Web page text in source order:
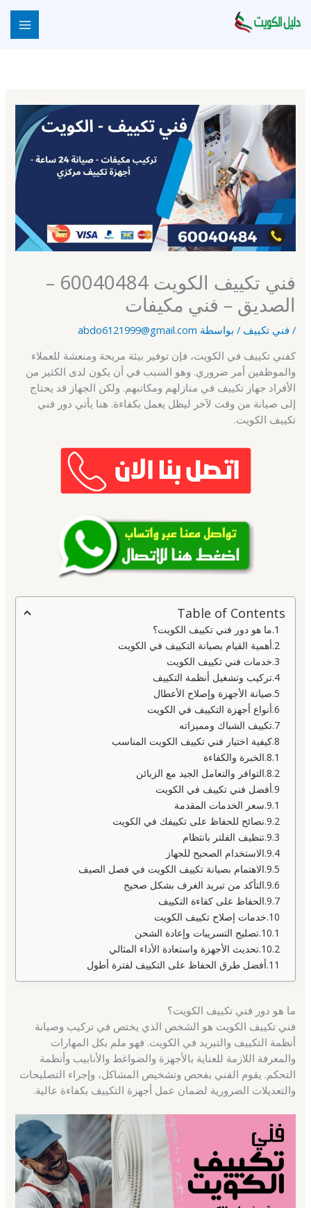
إلى
فني تكييف الكويت 60040484 –
الصديق – فني مكيفات
/ فني تكييف / بواسطة abdo6121999@gmail.com
كفني تكييف في الكويت، فإن توفير بيئة مريحة ومنعشة للعملاء
والموظفين أمر ضروري. وهو السبب في أن يكون لدى الكثير من
الأفراد جهاز تكييف في منازلهم ومكاتبهم. ولكن الجهاز قد يحتاج
إلى صيانة من وقت لآخر ليظل يعمل بكفاءة. هنا يأتي دور فني
تكييف الكويت.
Table of Contents
ما هو دور فني تكييف الكويت؟
أهمية القيام بصيانة التكييف في الكويت
خدمات فني تكييف الكويت
تركيب وتشغيل أنظمة التكييف
صيانة الأجهزة وإصلاح الأعطال
أنواع أجهزة التكييف في الكويت
تكييف الشباك ومميزاته
كيفية اختيار فني تكييف الكويت المناسب
الخبرة والكفاءة
التوافر والتعامل الجيد مع الزبائن
أفضل فني تكييف في الكويت
سعر الخدمات المقدمة
نصائح للحفاظ على تكييفك في الكويت
تنظيف الفلتر بانتظام
الاستخدام الصحيح للجهاز
الاهتمام بصيانة تكييف الكويت في فصل الصيف
التأكد من تبريد الغرف بشكل صحيح
الحفاظ على كفاءة التكييف
خدمات إصلاح تكييف الكويت
تصليح التسريبات وإعادة الشحن
تحديث الأجهزة واستعادة الأداء المثالي
أفضل طرق الحفاظ على التكييف لفترة أطول
ما هو دور فني تكييف الكويت؟
فني تكييف الكويت هو الشخص الذي يختص في تركيب وصيانة
أنظمة التكييف والتبريد في الكويت. فهو ملم بكل المهارات
والمعرفة اللازمة للعناية بالأجهزة والضواغط والأنابيب وأنظمة
التحكم. يقوم الفني بفحص وتشخيص المشاكل، وإجراء التصليحات
والتعديلات الضرورية لضمان عمل أجهزة التكييف بكفاءة عالية.